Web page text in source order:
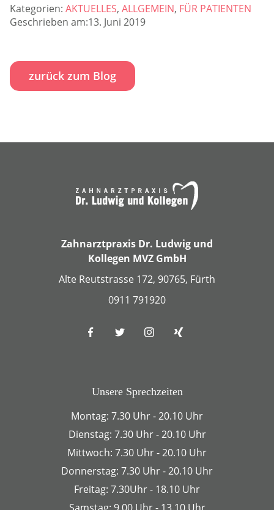
Kategorien: AKTUELLES, ALLGEMEIN, FÜR PATIENTEN
Geschrieben am:13. Juni 2019
zurück zum Blog
Zahnarztpraxis Dr. Ludwig und
Kollegen MVZ GmbH
Alte Reutstrasse 172, 90765, Fürth
0911 791920
Unsere Sprechzeiten
Montag: 7.30 Uhr - 20.10 Uhr
Dienstag: 7.30 Uhr - 20.10 Uhr
Mittwoch: 7.30 Uhr - 20.10 Uhr
Donnerstag: 7.30 Uhr - 20.10 Uhr
Freitag: 7.30Uhr - 18.10 Uhr
Samstag: 9.00 Uhr - 13.10 Uhr